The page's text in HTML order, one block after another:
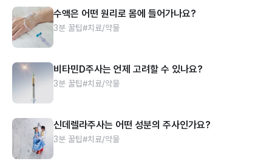
수액은 어떤 원리로 몸에 들어가나요?
3분 꿀팁#치료/약물
비타민D주사는 언제 고려할 수 있나요?
3분 꿀팁#치료/약물
신데렐라주사는 어떤 성분의 주사인가요?
3분 꿀팁#치료/약물